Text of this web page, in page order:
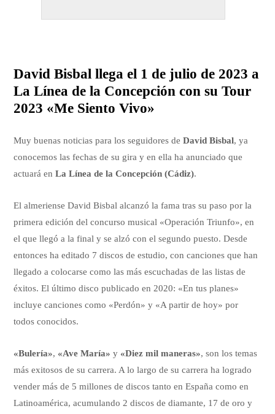
David Bisbal llega el 1 de julio de 2023 a
La Línea de la Concepción con su Tour
2023 «Me Siento Vivo»
Muy buenas noticias para los seguidores deDavid Bisbal, ya
conocemos las fechas de su gira y en ella ha anunciado que
actuará enLa Línea de la Concepción (Cádiz).
El almeriense David Bisbal alcanzó la fama tras su paso por la
primera edición del concurso musical «Operación Triunfo», en
el que llegó a la final y se alzó con el segundo puesto. Desde
entonces ha editado 7 discos de estudio, con canciones que han
llegado a colocarse como las más escuchadas de las listas de
éxitos. El último disco publicado en 2020: «En tus planes»
incluye canciones como «Perdón» y «A partir de hoy» por
todos conocidos.
«Bulería», «Ave María» y «Diez mil maneras», son los temas
más exitosos de su carrera. A lo largo de su carrera ha logrado
vender más de 5 millones de discos tanto en España como en
Latinoamérica, acumulando 2 discos de diamante, 17 de oro y